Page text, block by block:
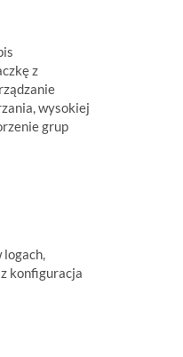
z
wysokiej
grup
logach,
konfiguracja